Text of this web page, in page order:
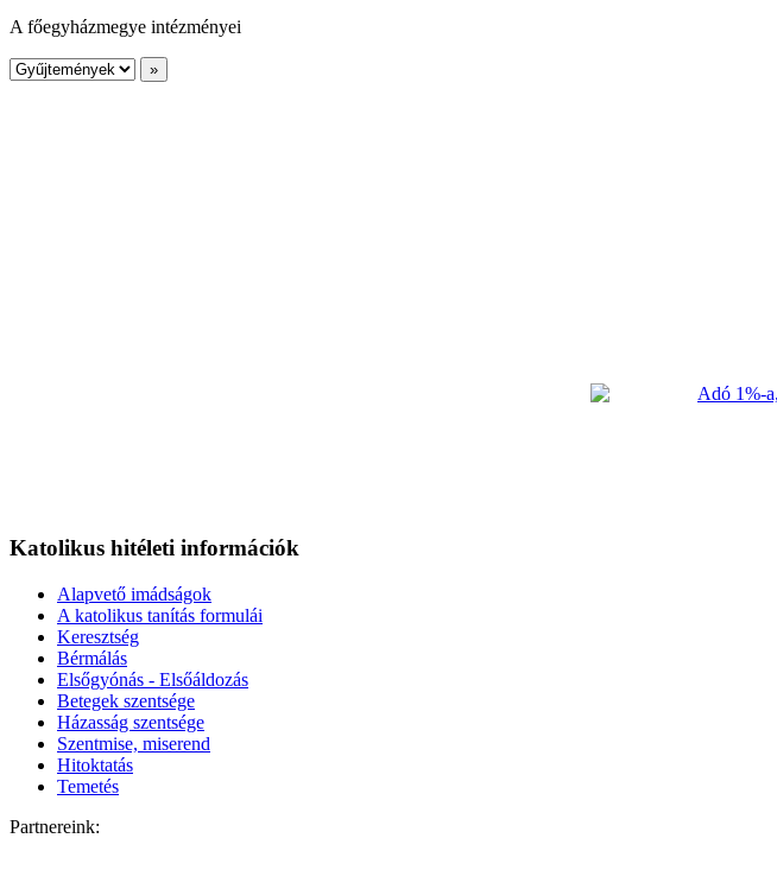
A főegyházmegye intézményei
Katolikus hitéleti információk
Alapvető imádságok
A katolikus tanítás formulái
Keresztség
Bérmálás
Elsőgyónás - Elsőáldozás
Betegek szentsége
Házasság szentsége
Szentmise, miserend
Hitoktatás
Temetés
Partnereink: